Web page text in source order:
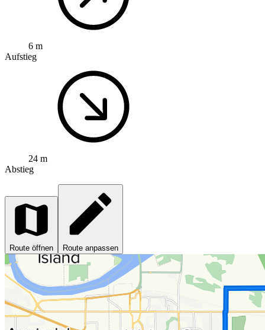
6 m
Aufstieg
24 m
Abstieg
Route öffnen Route anpassen